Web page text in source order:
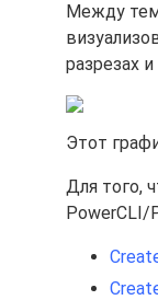
Между
разрезах и
Этот
Для того,
PowerCLI/